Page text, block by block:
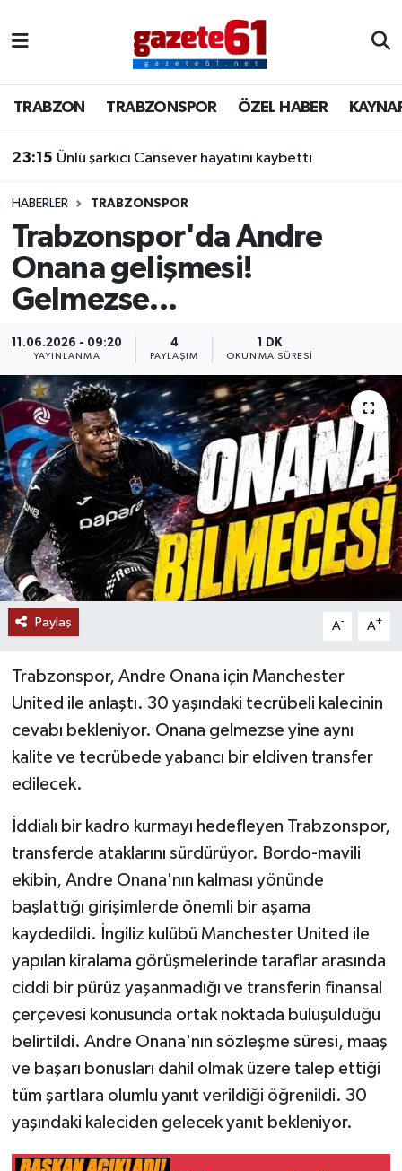
TRABZON TRABZONSPOR ÖZEL HABER
23:15 Ünlü şarkıcı Cansever hayatını kaybetti
HABERLER TRABZONSPOR
Trabzonspor'da Andre
Onana gelişmesi!
Gelmezse...
11.06.2026 - 09:20
YAYINLANMA
4
PAYLAŞIM
1 DK
OKUNMA SÜRESI
Paylaş A- A+
Trabzonspor, Andre Onana için Manchester
United ile anlaştı. 30 yaşındaki tecrübeli kalecinin
cevabı bekleniyor. Onana gelmezse yine aynı
kalite ve tecrübede yabancı bir eldiven transfer
edilecek.
İddialı bir kadro kurmayı hedefleyen Trabzonspor,
transferde ataklarını sürdürüyor. Bordo-mavili
ekibin, Andre Onana'nın kalması yönünde
başlattığı girişimlerde önemli bir aşama
kaydedildi. İngiliz kulübü Manchester United ile
yapılan kiralama görüşmelerinde taraflar arasında
ciddi bir pürüz yaşanmadığı ve transferin finansal
çerçevesi konusunda ortak noktada buluşulduğu
belirtildi. Andre Onana'nın sözleşme süresi, maaş
ve başarı bonusları dahil olmak üzere talep ettiği
tüm şartlara olumlu yanıt verildiği öğrenildi. 30
yaşındaki kaleciden gelecek yanıt bekleniyor.
TRABZONSPOR
ÖZEL HABER
KAYNAR KAZAN
SİYASET
GÜNDEM
Trabzon Nöbetçi Eczaneler
Trabzon Hava Durumu
Trabzon Namaz Vakitleri
Trabzon Trafik Yoğunluk Haritası
Süper Lig Puan Durumu ve Fikstür
Tüm Manşetler
Son Dakika Haberleri
Haber Arşivi